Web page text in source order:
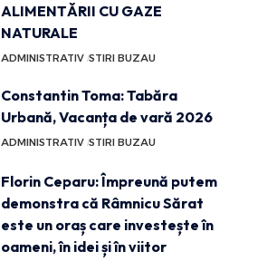
ALIMENTĂRII CU GAZE
NATURALE
ADMINISTRATIV STIRI BUZAU
Constantin Toma: Tabăra
Urbană, Vacanța de vară 2026
ADMINISTRATIV STIRI BUZAU
Florin Ceparu: Împreună putem
demonstra că Râmnicu Sărat
este un oraș care investește în
oameni, în idei și în viitor